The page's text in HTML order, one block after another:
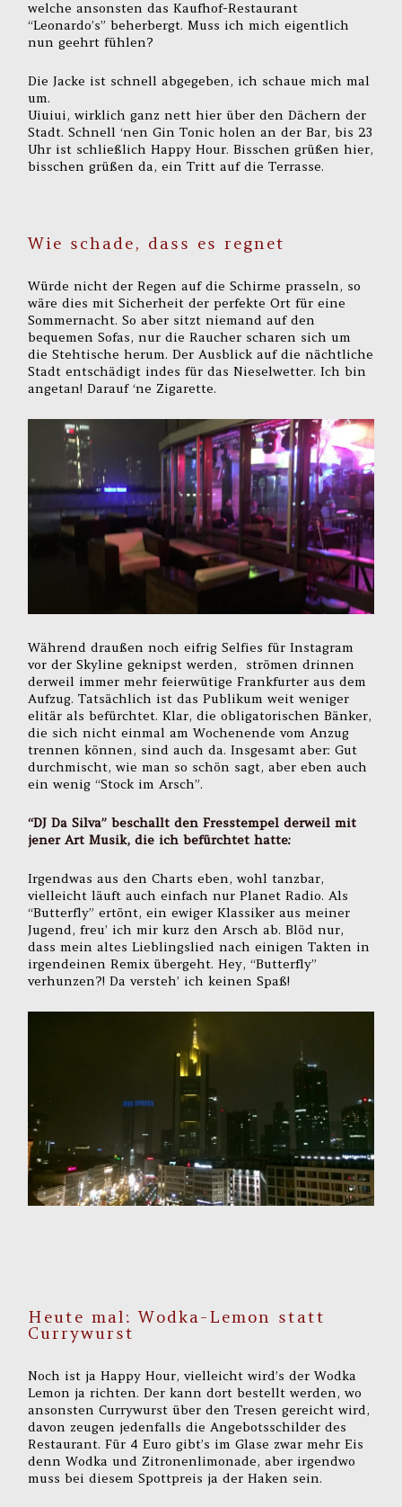
welche ansonsten das Kaufhof-Restaurant
“Leonardo’s” beherbergt. Muss ich mich eigentlich
nun geehrt fühlen?
Die Jacke ist schnell abgegeben, ich schaue mich mal
um.
Uiuiui, wirklich ganz nett hier über den Dächern der
Stadt. Schnell ‘nen Gin Tonic holen an der Bar, bis 23
Uhr ist schließlich Happy Hour. Bisschen grüßen hier,
bisschen grüßen da, ein Tritt auf die Terrasse.
Wie schade, dass es regnet
Würde nicht der Regen auf die Schirme prasseln, so
wäre dies mit Sicherheit der perfekte Ort für eine
Sommernacht. So aber sitzt niemand auf den
bequemen Sofas, nur die Raucher scharen sich um
die Stehtische herum. Der Ausblick auf die nächtliche
Stadt entschädigt indes für das Nieselwetter. Ich bin
angetan! Darauf ‘ne Zigarette.
Während draußen noch eifrig Selfies für Instagram
vor der Skyline geknipst werden, strömen drinnen
derweil immer mehr feierwütige Frankfurter aus dem
Aufzug. Tatsächlich ist das Publikum weit weniger
elitär als befürchtet. Klar, die obligatorischen Bänker,
die sich nicht einmal am Wochenende vom Anzug
trennen können, sind auch da. Insgesamt aber: Gut
durchmischt, wie man so schön sagt, aber eben auch
ein wenig “Stock im Arsch”.
“DJ Da Silva” beschallt den Fresstempel derweil mit
jener Art Musik, die ich befürchtet hatte:
Irgendwas aus den Charts eben, wohl tanzbar,
vielleicht läuft auch einfach nur Planet Radio. Als
“Butterfly” ertönt, ein ewiger Klassiker aus meiner
Jugend, freu’ ich mir kurz den Arsch ab. Blöd nur,
dass mein altes Lieblingslied nach einigen Takten in
irgendeinen Remix übergeht. Hey, “Butterfly”
verhunzen?! Da versteh’ ich keinen Spaß!
Heute mal: Wodka-Lemon statt
Currywurst
Noch ist ja Happy Hour, vielleicht wird’s der Wodka
Lemon ja richten. Der kann dort bestellt werden, wo
ansonsten Currywurst über den Tresen gereicht wird,
davon zeugen jedenfalls die Angebotsschilder des
Restaurant. Für 4 Euro gibt’s im Glase zwar mehr Eis
denn Wodka und Zitronenlimonade, aber irgendwo
muss bei diesem Spottpreis ja der Haken sein.